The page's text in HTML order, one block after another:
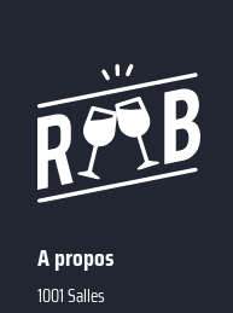
A propos
1001 Salles